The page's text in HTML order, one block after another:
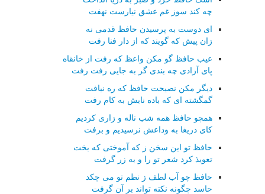
چه کند سوز غم عشق نیارست نهفت
ای دوست به پرسیدن حافظ قدمی نه
زان پیش که گویند که از دار فنا رفت
عیب حافظ گو مکن واعظ که رفت از خانقاه
پای آزادی چه بندی گر به جایی رفت رفت
دیگر مکن نصیحت حافظ که ره نیافت
گمگشته ای که باده نابش به کام رفت
همچو حافظ همه شب ناله و زاری کردیم
کای دریغا به وداعش نرسیدیم و برفت
حافظ تو این سخن ز که آموختی که بخت
تعویذ کرد شعر تو را و به زر گرفت
حافظ چو آب لطف ز نظم تو می چکد
حاسد چگونه نکته تواند بر آن گرفت